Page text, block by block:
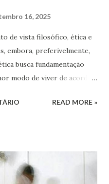
16, 2025
de vista filosófico, ética e
embora, preferivelmente,
busca fundamentação
modo de viver de acordo
a normas, costumes ou
divinas.
READ MORE »